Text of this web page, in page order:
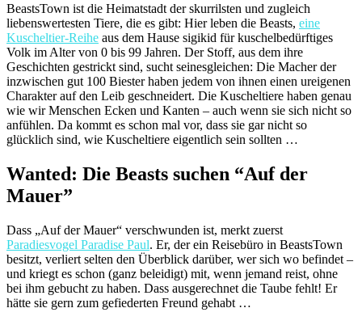
BeastsTown ist die Heimatstadt der skurrilsten und zugleich
liebenswertesten Tiere, die es gibt: Hier leben die Beasts, eine
Kuscheltier-Reihe aus dem Hause sigikid für kuschelbedürftiges
Volk im Alter von 0 bis 99 Jahren. Der Stoff, aus dem ihre
Geschichten gestrickt sind, sucht seinesgleichen: Die Macher der
inzwischen gut 100 Biester haben jedem von ihnen einen ureigenen
Charakter auf den Leib geschneidert. Die Kuscheltiere haben genau
wie wir Menschen Ecken und Kanten – auch wenn sie sich nicht so
anfühlen. Da kommt es schon mal vor, dass sie gar nicht so
glücklich sind, wie Kuscheltiere eigentlich sein sollten …
Wanted: Die Beasts suchen “Auf der
Mauer”
Dass „Auf der Mauer“ verschwunden ist, merkt zuerst
Paradiesvogel Paradise Paul. Er, der ein Reisebüro in BeastsTown
besitzt, verliert selten den Überblick darüber, wer sich wo befindet –
und kriegt es schon (ganz beleidigt) mit, wenn jemand reist, ohne
bei ihm gebucht zu haben. Dass ausgerechnet die Taube fehlt! Er
hätte sie gern zum gefiederten Freund gehabt …